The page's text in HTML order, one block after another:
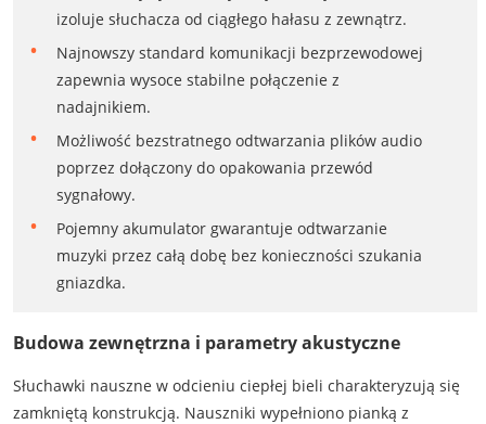
izoluje słuchacza od ciągłego hałasu z zewnątrz.
Najnowszy standard komunikacji bezprzewodowej
zapewnia wysoce stabilne połączenie z
nadajnikiem.
Możliwość bezstratnego odtwarzania plików audio
poprzez dołączony do opakowania przewód
sygnałowy.
Pojemny akumulator gwarantuje odtwarzanie
muzyki przez całą dobę bez konieczności szukania
gniazdka.
Budowa zewnętrzna i parametry akustyczne
Słuchawki nauszne w odcieniu ciepłej bieli charakteryzują się
zamkniętą konstrukcją. Nauszniki wypełniono pianką z